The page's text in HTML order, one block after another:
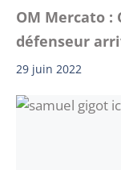
OM Mercato :
défenseur
29 juin 2022